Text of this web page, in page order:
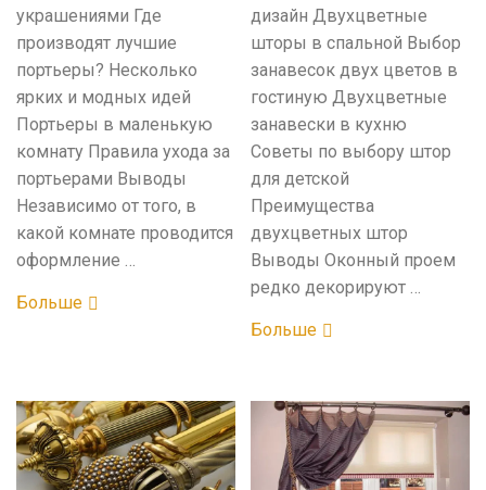
украшениями Где
производят лучшие
портьеры? Несколько
ярких и модных идей
Портьеры в маленькую
комнату Правила ухода за
портьерами Выводы
Независимо от того, в
какой комнате проводится
оформление …
Больше
дизайн Двухцветные
шторы в спальной Выбор
занавесок двух цветов в
гостиную Двухцветные
занавески в кухню
Советы по выбору штор
для детской
Преимущества
двухцветных штор
Выводы Оконный проем
редко декорируют …
Больше